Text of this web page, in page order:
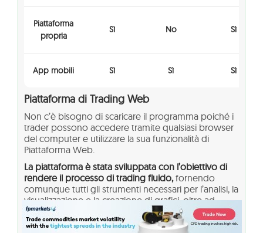
Piattaforma
propria
Sì No Sì
App mobili Sì Sì Sì
Piattaforma di Trading Web
Non c’è bisogno di scaricare il programma poiché i
trader possono accedere tramite qualsiasi browser
del computer e utilizzare la sua funzionalità di
Piattaforma Web.
La piattaforma è stata sviluppata con l’obiettivo di
rendere il processo di trading fluido,fornendo
comunque tutti gli strumenti necessari per l’analisi, la
visualizzazione e la creazione di grafici, oltre ad
essere potenziata da un calendario economico
integrato e da un feed di notizie in tempo reale.